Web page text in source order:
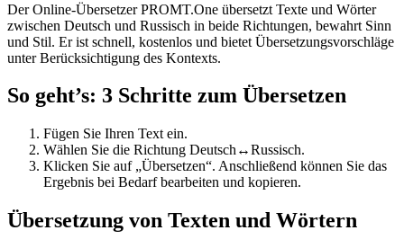
Der Online-Übersetzer PROMT.One übersetzt Texte und Wörter
zwischen Deutsch und Russisch in beide Richtungen, bewahrt Sinn
und Stil. Er ist schnell, kostenlos und bietet Übersetzungsvorschläge
unter Berücksichtigung des Kontexts.
So geht’s: 3 Schritte zum Übersetzen
Fügen Sie Ihren Text ein.
Wählen Sie die Richtung Deutsch↔Russisch.
Klicken Sie auf „Übersetzen“. Anschließend können Sie das
Ergebnis bei Bedarf bearbeiten und kopieren.
Übersetzung von Texten und Wörtern